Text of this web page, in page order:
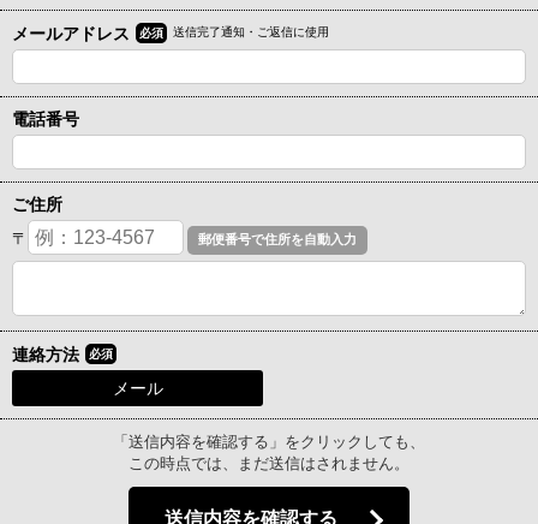
メールアドレス 必須 送信完了通知・ご返信に使用
電話番号
ご住所
〒
連絡方法 必須
メール
「送信内容を確認する」をクリックしても、
この時点では、まだ送信はされません。
送信内容を確認する